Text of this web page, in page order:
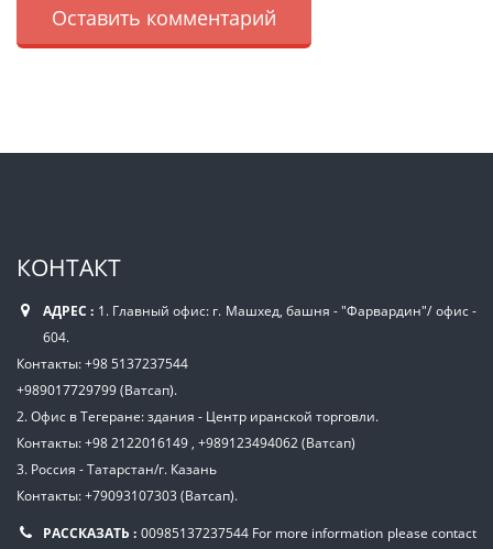
КОНТАКТ
АДРЕС : 1. Главный офис: г. Машхед, башня - "Фарвардин"/ офис -
604.
Контакты: +98 5137237544
+989017729799 (Ватсап).
2. Офис в Тегеране: здания - Центр иранской торговли.
Контакты: +98 2122016149 , +989123494062 (Ватсап)
3. Россия - Татарстан/г. Казань
Контакты: +79093107303 (Ватсап).
РАССКАЗАТЬ : 00985137237544 For more information please contact